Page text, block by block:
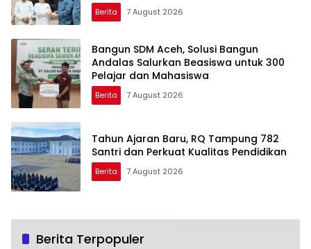
Berita 7 August 2026
Bangun SDM Aceh, Solusi Bangun
Andalas Salurkan Beasiswa untuk 300
Pelajar dan Mahasiswa
Berita 7 August 2026
Tahun Ajaran Baru, RQ Tampung 782
Santri dan Perkuat Kualitas Pendidikan
Berita 7 August 2026
Berita Terpopuler